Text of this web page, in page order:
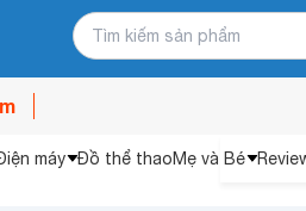
máy Đồ thể thaoMẹ và Bé